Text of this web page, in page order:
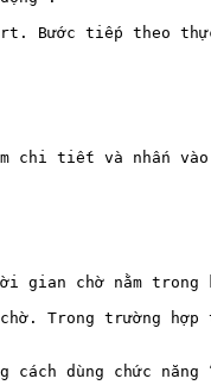
tiếp theo thực
chi tiết và nhấn
gian chờ nằm trong
Trong trường
dùng chức năng